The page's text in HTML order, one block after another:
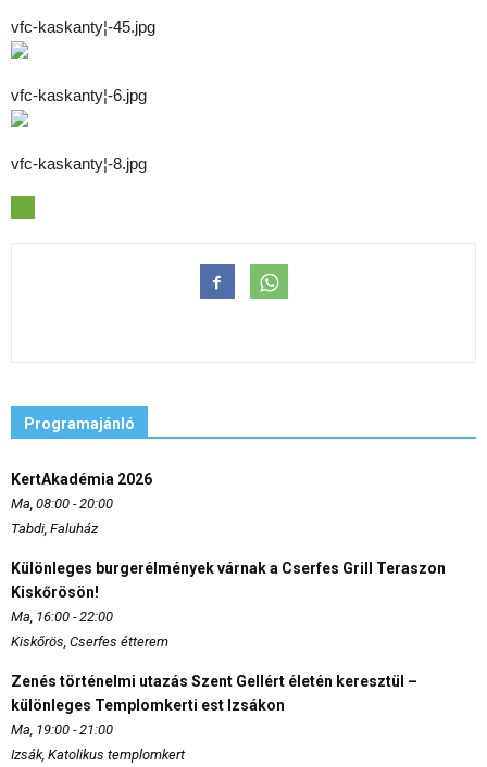
vfc-kaskanty¦-45.jpg
vfc-kaskanty¦-6.jpg
vfc-kaskanty¦-8.jpg
Programajánló
KertAkadémia 2026
Ma, 08:00 - 20:00
Tabdi, Faluház
Különleges burgerélmények várnak a Cserfes Grill Teraszon
Kiskőrösön!
Ma, 16:00 - 22:00
Kiskőrös, Cserfes étterem
Zenés történelmi utazás Szent Gellért életén keresztül –
különleges Templomkerti est Izsákon
Ma, 19:00 - 21:00
Izsák, Katolikus templomkert